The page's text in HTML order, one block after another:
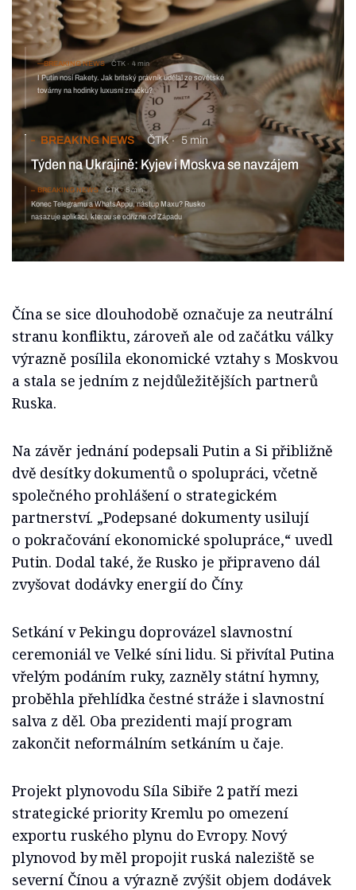
BREAKING NEWS ČTK 4 min
I Putin nosí Rakety. Jak britský právník udělal ze sovětské
továrny na hodinky luxusní značku?
BREAKING NEWS ČTK 5 min
Týden na Ukrajině: Kyjev i Moskva se navzájem
obviňují z porušování příměří
BREAKING NEWS ČTK 5 min
Konec Telegramu a WhatsAppu, nástup Maxu? Rusko
nasazuje aplikaci, kterou se odřízne od Západu
Čína se sice dlouhodobě označuje za neutrální
stranu konfliktu, zároveň ale od začátku války
výrazně posílila ekonomické vztahy s Moskvou
a stala se jedním z nejdůležitějších partnerů
Ruska.
Na závěr jednání podepsali Putin a Si přibližně
dvě desítky dokumentů o spolupráci, včetně
společného prohlášení o strategickém
partnerství. „Podepsané dokumenty usilují
o pokračování ekonomické spolupráce,“ uvedl
Putin. Dodal také, že Rusko je připraveno dál
zvyšovat dodávky energií do Číny.
Setkání v Pekingu doprovázel slavnostní
ceremoniál ve Velké síni lidu. Si přivítal Putina
vřelým podáním ruky, zazněly státní hymny,
proběhla přehlídka čestné stráže i slavnostní
salva z děl. Oba prezidenti mají program
zakončit neformálním setkáním u čaje.
Projekt plynovodu Síla Sibiře 2 patří mezi
strategické priority Kremlu po omezení
exportu ruského plynu do Evropy. Nový
plynovod by měl propojit ruská naleziště se
severní Čínou a výrazně zvýšit objem dodávek